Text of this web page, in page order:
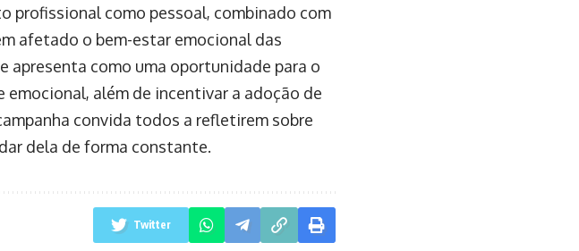
profissional como pessoal, combinado com
afetado o bem-estar emocional das
apresenta como uma oportunidade para o
além de incentivar a adoção de
convida todos a refletirem sobre
dela de forma constante.
Twitter